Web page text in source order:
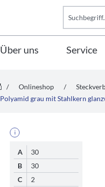
Über uns Service
/ Onlineshop /
Polyamid grau mit Stahlkern
i
A
30
B
30
C
2